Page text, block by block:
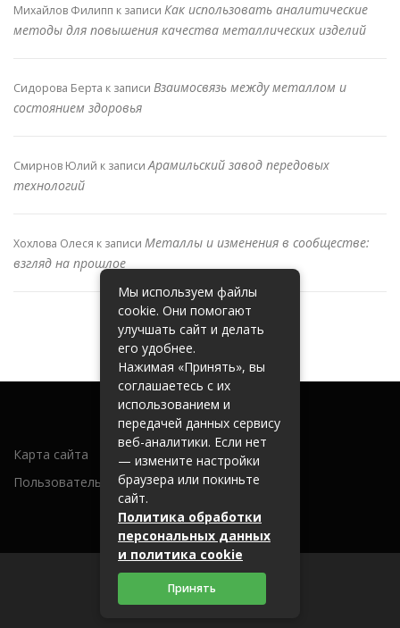
Михайлов Филипп к записи Как использовать аналитические
методы для повышения качества металлических изделий
Сидорова Берта к записи Взаимосвязь между металлом и
состоянием здоровья
Смирнов Юлий к записиАрамильский завод передовых
технологий
Хохлова Олеся к записи Металлы и изменения в сообществе:
взгляд на прошлое
Карта сайта
Пользовательское соглашение
2026 (c) metallobaza31.ru
Мы используем файлы
cookie. Они помогают
улучшать сайт и делать
его удобнее.
Нажимая «Принять», вы
соглашаетесь с их
использованием и
передачей данных сервису
веб-аналитики. Если нет
— измените настройки
браузера или покиньте
сайт.
Политика обработки
персональных данных
и политика cookie
Принять